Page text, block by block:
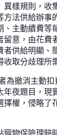
異樣規則，收
方法供給辦事
、主動續費等
留意，由花費
者供給明顯、
取分歧理所
為撤消主動扣
年夜題目，現
擇權，侵略了